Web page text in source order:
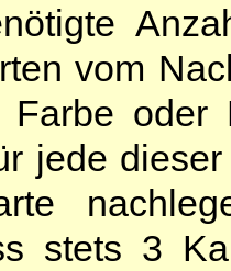
vom
oder
jede
stets 3